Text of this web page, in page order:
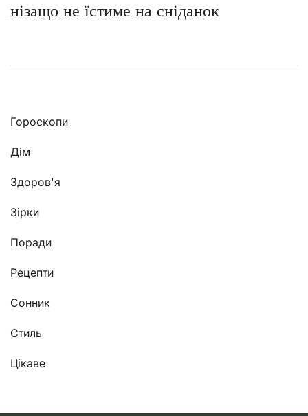
нізащо не їстиме на сніданок
Гороскопи
Дім
Здоров'я
Зірки
Поради
Рецепти
Сонник
Стиль
Цікаве